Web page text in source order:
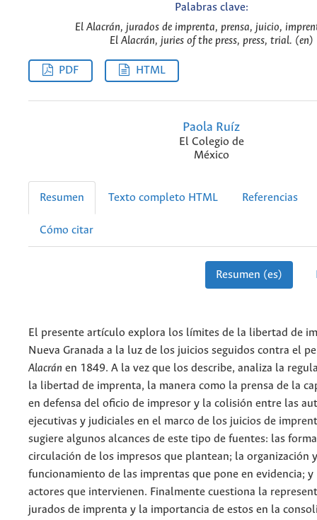
Palabras clave:
El Alacrán, jurados de imprenta, prensa, juicio,
El Alacrán, juries of the press, press, trial. (en)
PDF HTML
Paola Ruíz
El Colegio de
México
Resumen Texto completo HTML Referencias
Cómo citar
Resumen (es)
El presente artículo explora los límites de la libertad de
Nueva Granada a la luz de los juicios seguidos contra el
Alacrán en 1849. A la vez que los describe, analiza la
la libertad de imprenta, la manera como la prensa de la
en defensa del oficio de impresor y la colisión entre las
ejecutivas y judiciales en el marco de los juicios de
sugiere algunos alcances de este tipo de fuentes: las
circulación de los impresos que plantean; la organización y
funcionamiento de las imprentas que pone en evidencia;
actores que intervienen. Finalmente cuestiona la
jurados de imprenta y la importancia de estos en la